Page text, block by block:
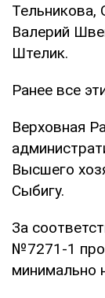
Тельникова,
Валерий
Штелик.
Ранее все
Верховная
Высшего
Сыбигу.
За
№7271-1
минимально